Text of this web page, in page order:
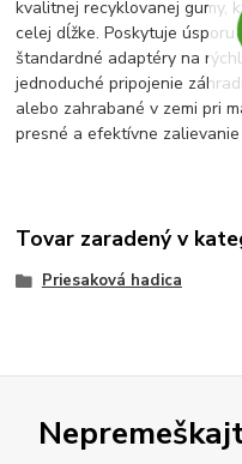
kvalitnej recyklovanej gumy,
celej dĺžke. Poskytuje
štandardné adaptéry na
jednoduché pripojenie
alebo zahrabané v zemi pri
presné a efektívne
Tovar zaradený v
Priesaková hadica